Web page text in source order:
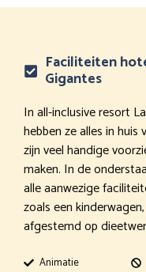
Faciliteiten
Gigantes
In all-inclusive resort
hebben ze alles in
zijn veel handige
maken. In de
alle aanwezige
zoals een
afgestemd op
Animatie